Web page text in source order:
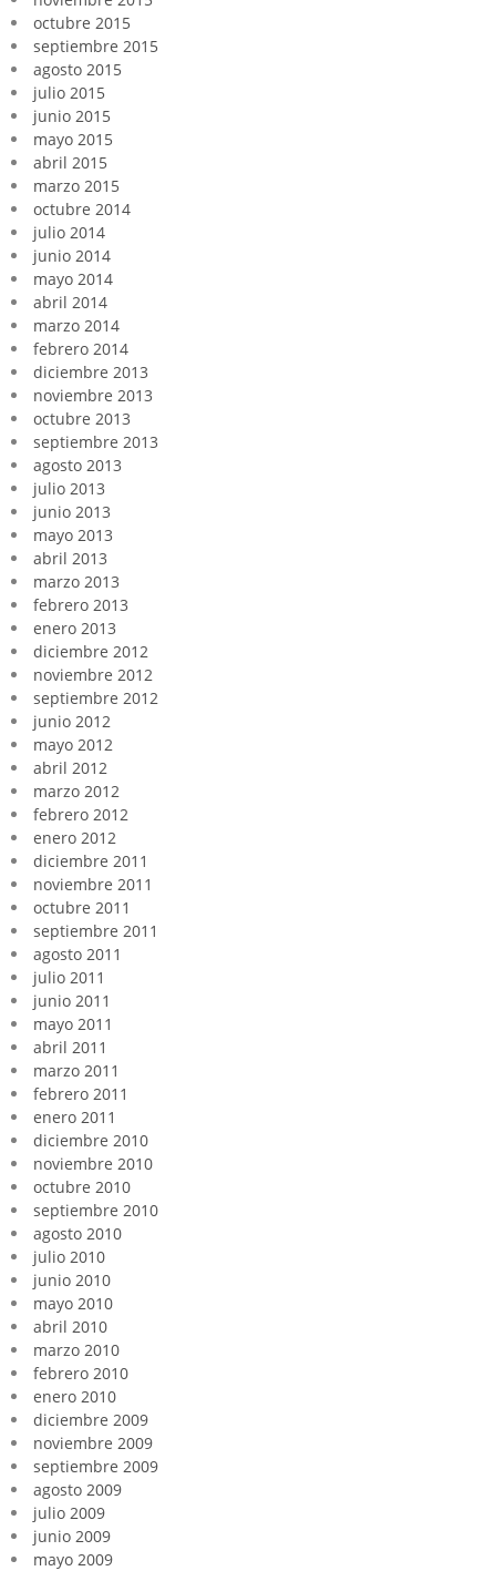
octubre 2015
septiembre 2015
agosto 2015
julio 2015
junio 2015
mayo 2015
abril 2015
marzo 2015
octubre 2014
julio 2014
junio 2014
mayo 2014
abril 2014
marzo 2014
febrero 2014
diciembre 2013
noviembre 2013
octubre 2013
septiembre 2013
agosto 2013
julio 2013
junio 2013
mayo 2013
abril 2013
marzo 2013
febrero 2013
enero 2013
diciembre 2012
noviembre 2012
septiembre 2012
junio 2012
mayo 2012
abril 2012
marzo 2012
febrero 2012
enero 2012
diciembre 2011
noviembre 2011
octubre 2011
septiembre 2011
agosto 2011
julio 2011
junio 2011
mayo 2011
abril 2011
marzo 2011
febrero 2011
enero 2011
diciembre 2010
noviembre 2010
octubre 2010
septiembre 2010
agosto 2010
julio 2010
junio 2010
mayo 2010
abril 2010
marzo 2010
febrero 2010
enero 2010
diciembre 2009
noviembre 2009
septiembre 2009
agosto 2009
julio 2009
junio 2009
mayo 2009